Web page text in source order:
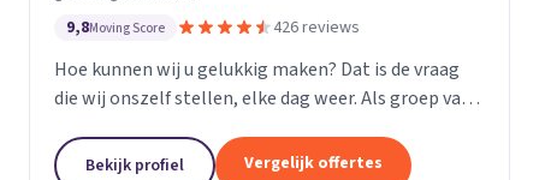
9,8Moving Score 426 reviews
Hoe kunnen wij u gelukkig maken? Dat is de vraag
die wij onszelf stellen, elke dag weer. Als groep van
maatwerk bij calamiteiten en in de woningbouw.
Bekijk profiel Vergelijk offertes